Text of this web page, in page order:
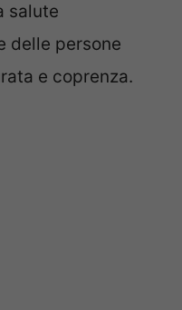
salute
delle persone
e coprenza.